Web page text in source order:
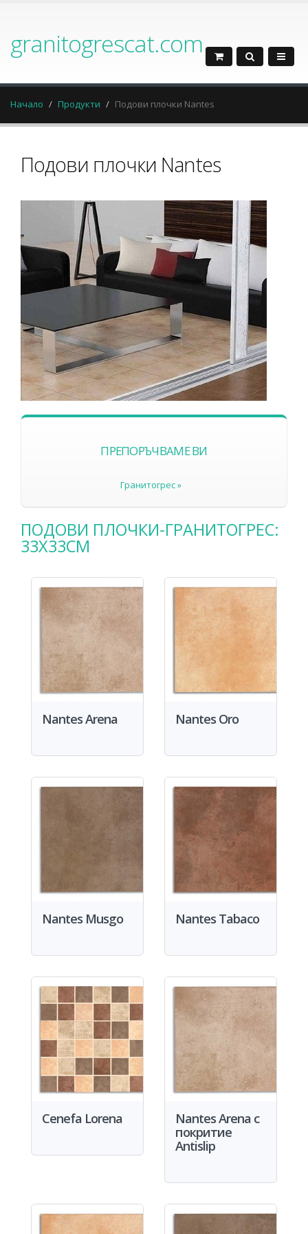
granitogrescat.com
Начало Продукти Подови плочки Nantes
Подови плочки Nantes
ПРЕПОРЪЧВАМЕ ВИ
Гранитогрес »
ПОДОВИ ПЛОЧКИ-ГРАНИТОГРЕС:
33X33СМ
Nantes Arena Nantes Oro
Nantes Musgo Nantes Tabaco
Cenefa Lorena
Nantes Arena с
покритие
Antislip